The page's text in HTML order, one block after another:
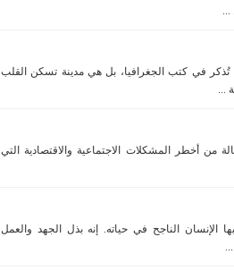
في كتب الجغرافيا، بل هي مدينة تسكن القلب
...
من أخطر المشكلات الاجتماعية والاقتصادية التي
الإنسان الناجح في حياته. إنه بذل الجهد والعمل